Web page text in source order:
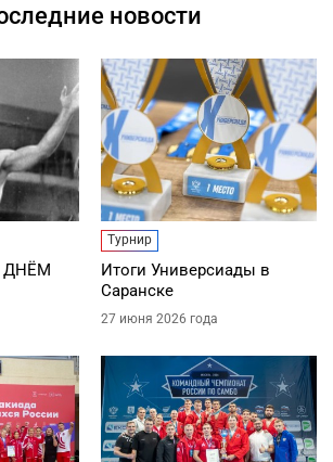
новости
ДНЁМ
Турнир
Итоги Универсиады в
Саранске
27 июня 2026 года